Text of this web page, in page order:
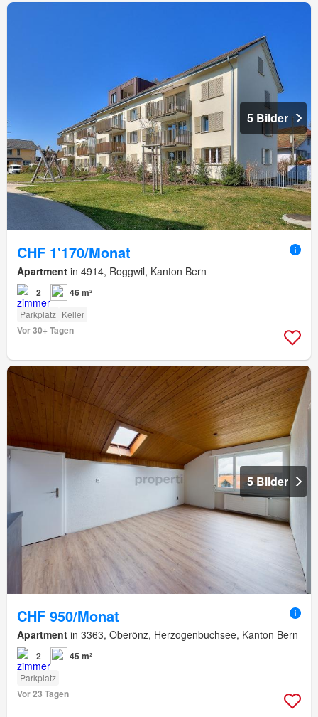
5 Bilder
CHF 1'170/Monat
Apartment in 4914, Roggwil, Kanton Bern
2 46 m²
Parkplatz Keller
Vor 30+ Tagen
5 Bilder
CHF 950/Monat
Apartment in 3363, Oberönz, Herzogenbuchsee, Kanton Bern
2 45 m²
Parkplatz
Vor 23 Tagen